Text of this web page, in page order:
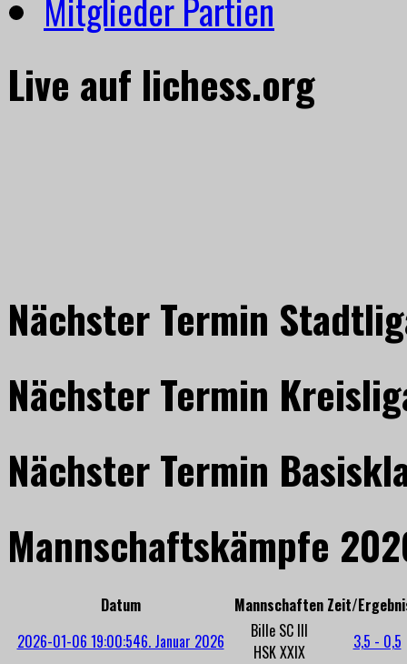
Live auf lichess.org
Nächster Termin
Nächster Termin
Nächster Termin
Mannschaftskämpfe
Datum Mannschaften Zeit/
2026-01-06 19:00:546. Januar 2026
Bille SC III
HSK XXIX
3,5 - 0,5